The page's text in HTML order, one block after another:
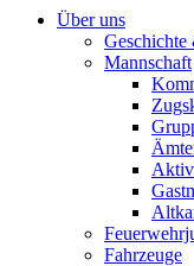
Über uns
Mannschaft
Fahrzeuge